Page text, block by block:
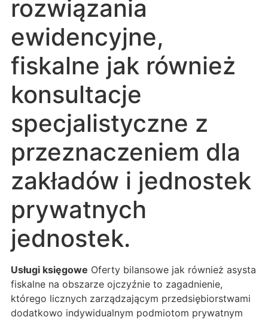
rozwiązania
ewidencyjne,
fiskalne jak również
konsultacje
specjalistyczne z
przeznaczeniem dla
zakładów i jednostek
prywatnych
jednostek.
Usługi księgowe Oferty bilansowe jak również asysta
fiskalne na obszarze ojczyźnie to zagadnienie,
którego licznych zarządzającym przedsiębiorstwami
dodatkowo indywidualnym podmiotom prywatnym